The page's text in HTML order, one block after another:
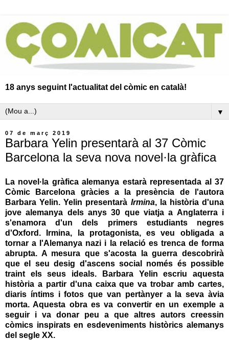
18 anys seguint l'actualitat del còmic en català!
▼
07 de març 2019
Barbara Yelin presentarà al 37 Còmic
Barcelona la seva nova novel·la gràfica
La novel·la gràfica alemanya estarà representada al 37
Còmic Barcelona gràcies a la presència de l'autora
Barbara Yelin. Yelin presentarà Irmina, la història d'una
jove alemanya dels anys 30 que viatja a Anglaterra i
s'enamora d'un dels primers estudiants negres
d'Oxford. Irmina, la protagonista, es veu obligada a
tornar a l'Alemanya nazi i la relació es trenca de forma
abrupta. A mesura que s'acosta la guerra descobrirà
que el seu desig d'ascens social només és possible
traint els seus ideals.
Barbara Yelin escriu aquesta
història a partir d'una caixa que va trobar amb cartes,
diaris íntims i fotos que van pertànyer a la seva àvia
morta. Aquesta obra es va convertir en un exemple a
seguir i va donar peu a que altres autors creessin
còmics inspirats en esdeveniments històrics alemanys
del segle XX.